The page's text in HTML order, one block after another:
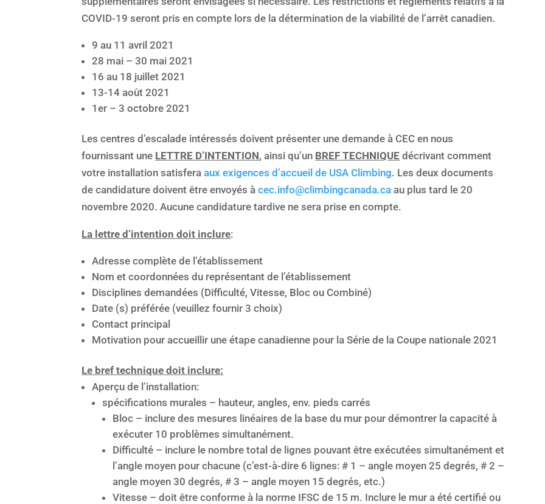
COVID-19 seront pris en compte lors de la détermination de la viabilité de l’arrêt canadien.
9 au 11 avril 2021
28 mai – 30 mai 2021
16 au 18 juillet 2021
13-14 août 2021
1er – 3 octobre 2021
Les centres d’escalade intéressés doivent présenter une demande à CEC en nous
fournissant une LETTRE D’INTENTION, ainsi qu’un BREF TECHNIQUE décrivant comment
votre installation satisferaaux exigences d’accueil de USA Climbing. Les deux documents
de candidature doivent être envoyés àcec.info@climbingcanada.ca au plus tard le 20
novembre 2020. Aucune candidature tardive ne sera prise en compte.
La lettre d’intention doit inclure:
Adresse complète de l’établissement
Nom et coordonnées du représentant de l’établissement
Disciplines demandées (Difficulté, Vitesse, Bloc ou Combiné)
Date (s) préférée (veuillez fournir 3 choix)
Contact principal
Motivation pour accueillir une étape canadienne pour la Série de la Coupe nationale 2021
Le bref technique doit inclure:
Aperçu de l’installation:
spécifications murales – hauteur, angles, env. pieds carrés
Bloc – inclure des mesures linéaires de la base du mur pour démontrer la capacité à
exécuter 10 problèmes simultanément.
Difficulté – inclure le nombre total de lignes pouvant être exécutées simultanément et
l’angle moyen pour chacune (c’est-à-dire 6 lignes: # 1 – angle moyen 25 degrés, # 2 –
angle moyen 30 degrés, # 3 – angle moyen 15 degrés, etc.)
Vitesse – doit être conforme à la norme IFSC de 15 m. Inclure le mur a été certifié ou